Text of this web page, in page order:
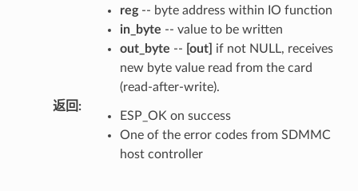
reg-- byte address within IO function
in_byte -- value to be written
out_byte -- [out] if not NULL, receives
new byte value read from the card
(read-after-write).
返回 :
ESP_OK on success
One of the error codes from SDMMC
host controller